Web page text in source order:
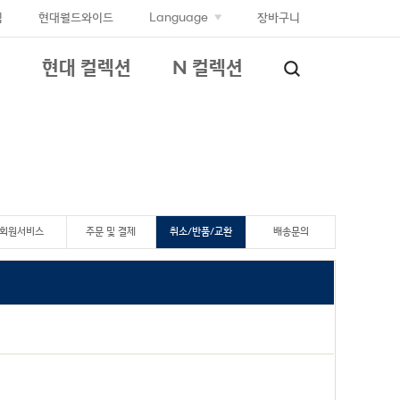
현대월드와이드 Language 장바구니
현대 컬렉션 N 컬렉션
회원서비스 주문 및 결제 취소/반품/교환 배송문의